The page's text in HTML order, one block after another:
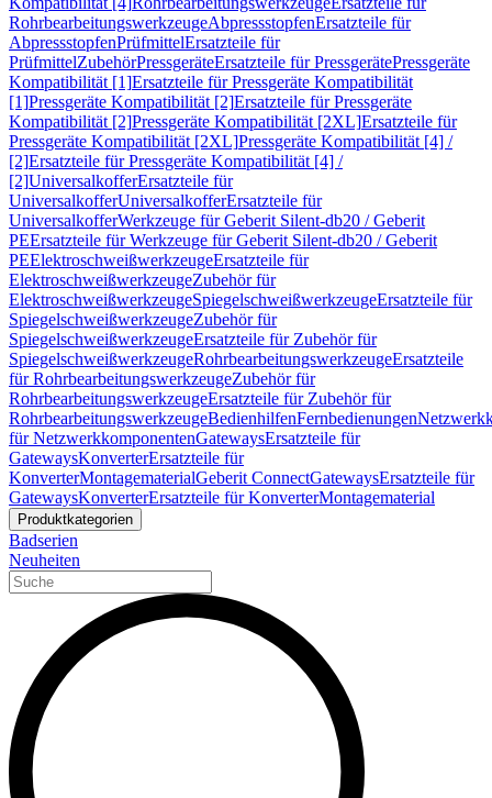
RohrbearbeitungswerkzeugeAbpressstopfenErsatzteile für
AbpressstopfenPrüfmittelErsatzteile für
PrüfmittelZubehörPressgeräteErsatzteile für PressgerätePressgeräte
Kompatibilität [1]Ersatzteile für Pressgeräte Kompatibilität
[1]Pressgeräte Kompatibilität [2]Ersatzteile für Pressgeräte
Kompatibilität [2]Pressgeräte Kompatibilität [2XL]Ersatzteile für
Pressgeräte Kompatibilität [2XL]Pressgeräte Kompatibilität [4] /
[2]Ersatzteile für Pressgeräte Kompatibilität [4] /
[2]UniversalkofferErsatzteile für
UniversalkofferUniversalkofferErsatzteile für
UniversalkofferWerkzeuge für Geberit Silent-db20 / Geberit
PEErsatzteile für Werkzeuge für Geberit Silent-db20 / Geberit
PEElektroschweißwerkzeugeErsatzteile für
ElektroschweißwerkzeugeZubehör für
ElektroschweißwerkzeugeSpiegelschweißwerkzeugeErsatzteile für
SpiegelschweißwerkzeugeZubehör für
SpiegelschweißwerkzeugeErsatzteile für Zubehör für
SpiegelschweißwerkzeugeRohrbearbeitungswerkzeugeErsatzteile
für RohrbearbeitungswerkzeugeZubehör für
RohrbearbeitungswerkzeugeErsatzteile für Zubehör für
RohrbearbeitungswerkzeugeBedienhilfenFernbedienungen
für NetzwerkkomponentenGatewaysErsatzteile für
GatewaysKonverterErsatzteile für
KonverterMontagematerialGeberit ConnectGatewaysErsatzteile für
GatewaysKonverterErsatzteile für KonverterMontagematerial
Produktkategorien
Badserien
Neuheiten